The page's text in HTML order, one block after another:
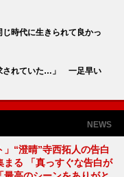
時代に生きられて良かっ
されていた…」 一足早い
NEWS
」“澄晴”寺西拓人の告白
まる 「真っすぐな告白が